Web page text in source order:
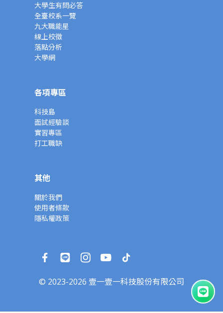
大學生有問必答
全臺校系一覽
九大職能星
線上校徵
落點分析
大學網
各項專區
科技島
面試經驗談
實習專區
打工職缺
其他
關於我們
使用者條款
隱私權政策
© 2023-2026 壹一壹一科技股份有限公司